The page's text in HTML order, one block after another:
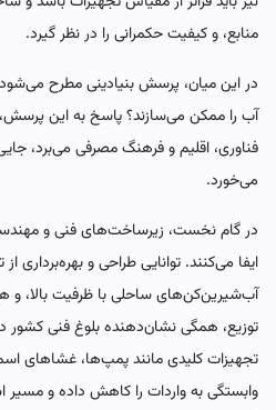
منابع، و کیفیت حکمرانی را در نظر گیرد.
در این میان، پرسش بنیادینی مطرح
آب را ممکن می‌سازند؟ پاسخ به این پرسش،
فناوری، اقلیم و فرهنگ مصرفی می‌برد،
می‌خورد.
در گام نخست، زیرساخت‌های فنی و
ایفا می‌کنند. توانایی طراحی و بهره‌برداری
آب‌شیرین‌کن‌های ساحلی با ظرفیت بالا، و
توزیع، همگی نشان‌دهنده بلوغ فنی کشور
تجهیزات کلیدی مانند پمپ‌ها، غشاهای
وابستگی به واردات را کاهش داده و مسیر